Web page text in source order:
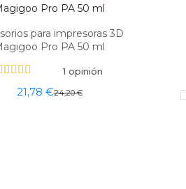
para impresoras 3D
Pro PA 50 ml
1 opinión
21,78 €24,20 €